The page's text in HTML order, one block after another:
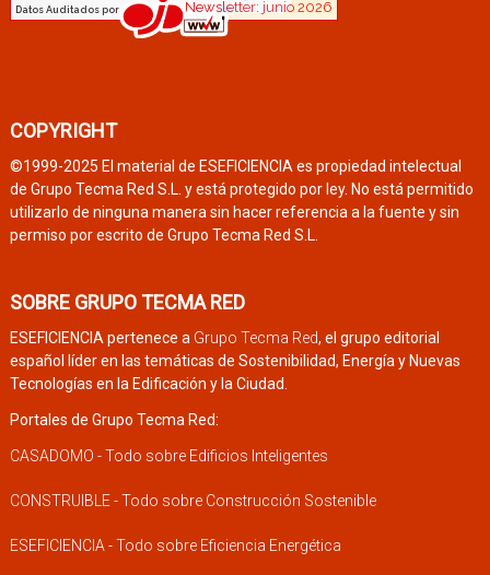
COPYRIGHT
©1999-2025 El material de ESEFICIENCIA es propiedad intelectual
de Grupo Tecma Red S.L. y está protegido por ley. No está permitido
utilizarlo de ninguna manera sin hacer referencia a la fuente y sin
permiso por escrito de Grupo Tecma Red S.L.
SOBRE GRUPO TECMA RED
ESEFICIENCIA pertenece a Grupo Tecma Red, el grupo editorial
español líder en las temáticas de Sostenibilidad, Energía y Nuevas
Tecnologías en la Edificación y la Ciudad.
Portales de Grupo Tecma Red:
CASADOMO - Todo sobre Edificios Inteligentes
CONSTRUIBLE - Todo sobre Construcción Sostenible
ESEFICIENCIA - Todo sobre Eficiencia Energética